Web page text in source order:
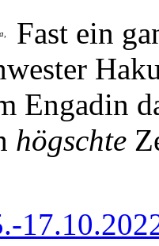
Fast ein
Engadin
högschte